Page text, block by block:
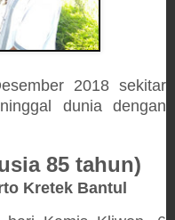
2018 sekitar
dunia dengan
85 tahun)
Kretek Bantul